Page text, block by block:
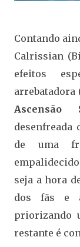
Contando
Calrissian
efeitos
arrebatadora
Ascensão
desenfreada
de uma
seja a hora
dos fãs e
priorizando
restante é